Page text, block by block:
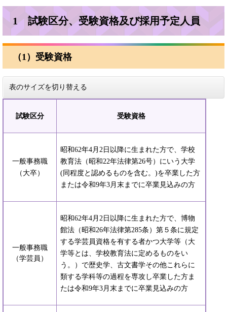
1 試験区分、受験資格及び採用予定人員
（1）受験資格
表のサイズを切り替える
試験区分 受験資格
一般事務職
（大卒）
昭和62年4月2日以降に生まれた方で、学校
教育法（昭和22年法律第26号）にいう大学
(同程度と認めるものを含む。)を卒業した方
または令和9年3月末までに卒業見込みの方
一般事務職
（学芸員）
昭和62年4月2日以降に生まれた方で、博物
館法（昭和26年法律第285条）第５条に規定
する学芸員資格を有する者かつ大学等（大
学等とは、学校教育法に定めるものをい
う。）で歴史学、古文書学その他これらに
類する学科等の過程を専攻し卒業した方ま
たは令和9年3月末までに卒業見込みの方